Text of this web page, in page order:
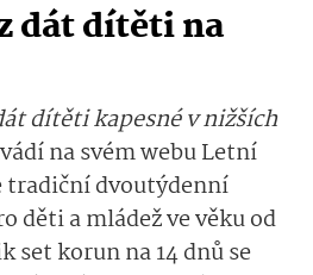
dát dítěti na
dítěti kapesné v nižších
na svém webu Letní
tradiční dvoutýdenní
děti a mládež ve věku od
set korun na 14 dnů se